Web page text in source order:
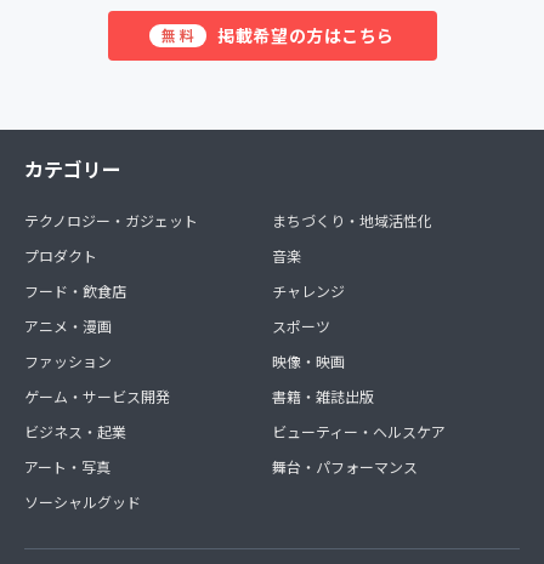
無料 掲載希望の方はこちら
カテゴリー
テクノロジー・ガジェット
プロダクト
フード・飲食店
アニメ・漫画
ファッション
ゲーム・サービス開発
ビジネス・起業
アート・写真
ソーシャルグッド
まちづくり・地域活性化
音楽
チャレンジ
スポーツ
映像・映画
書籍・雑誌出版
ビューティー・ヘルスケア
舞台・パフォーマンス